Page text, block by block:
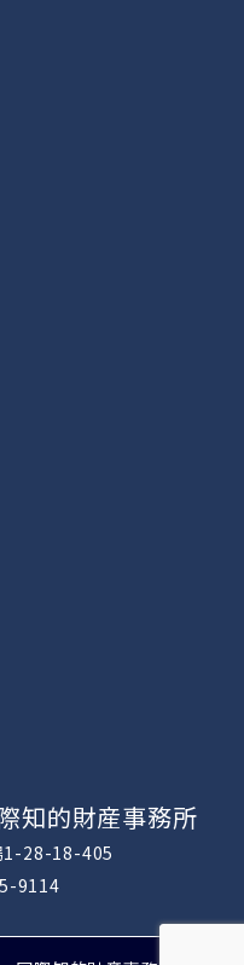
知的財産事務所
1-28-18-405
9114